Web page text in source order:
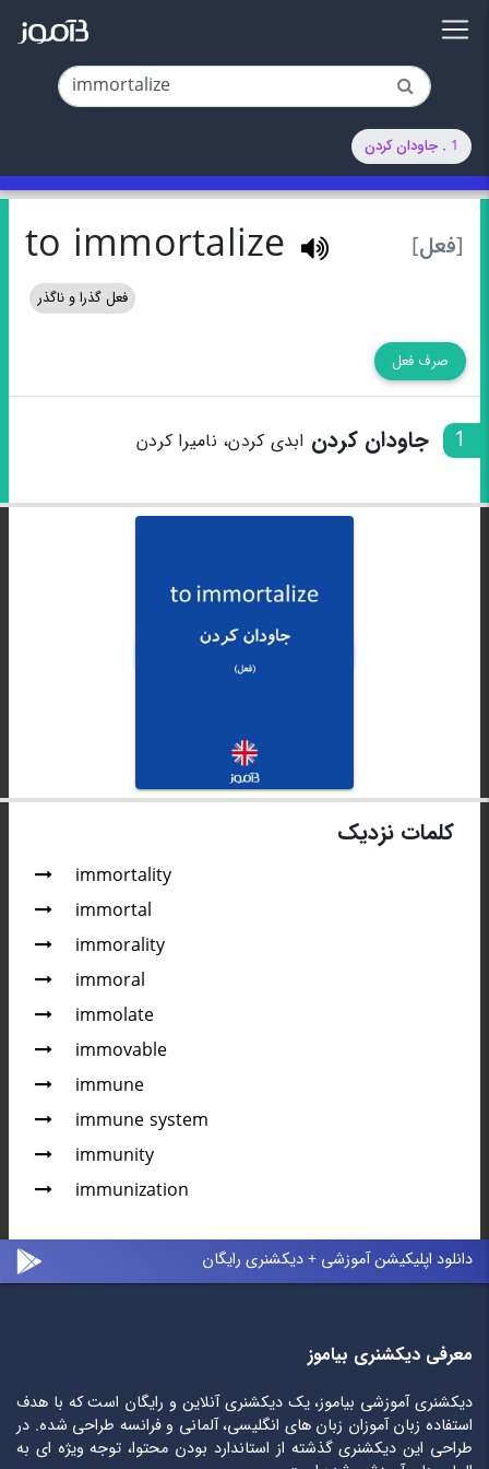
1 . جاودان کردن
[فعل] to immortalize
فعل گذرا و ناگذر
صرف فعل
1 جاودان کردن ابدی کردن، نامیرا کردن
کلمات نزدیک
immortality
immortal
immorality
immoral
immolate
immovable
immune
immune system
immunity
immunization
دانلود اپلیکیشن آموزشی + دیکشنری رایگان
معرفی دیکشنری بیاموز
دیکشنری آموزشی بیاموز، یک دیکشنری آنلاین و رایگان است که با هدف
استفاده زبان آموزان زبان های انگلیسی، آلمانی و فرانسه طراحی شده. در
طراحی این دیکشنری گذشته از استاندارد بودن محتوا، توجه ویژه ای به